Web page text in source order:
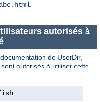
autorisés à
de UserDir,
autorisés à utiliser cette